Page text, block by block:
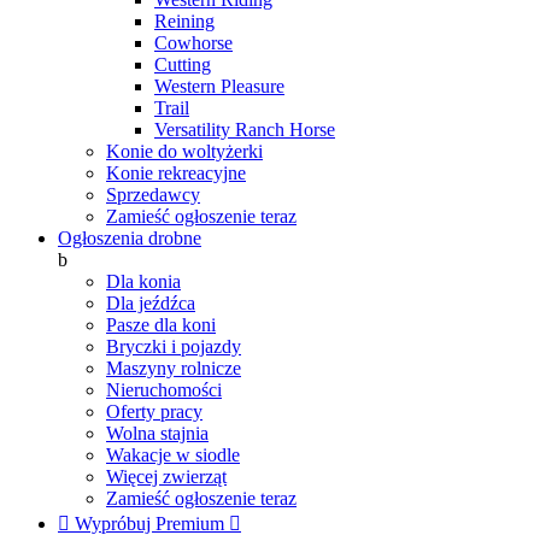
Reining
Cowhorse
Cutting
Western Pleasure
Trail
Versatility Ranch Horse
Konie do woltyżerki
Konie rekreacyjne
Sprzedawcy
Zamieść ogłoszenie teraz
Ogłoszenia drobne
b
Dla konia
Dla jeźdźca
Pasze dla koni
Bryczki i pojazdy
Maszyny rolnicze
Nieruchomości
Oferty pracy
Wolna stajnia
Wakacje w siodle
Więcej zwierząt
Zamieść ogłoszenie teraz
 Wypróbuj Premium 